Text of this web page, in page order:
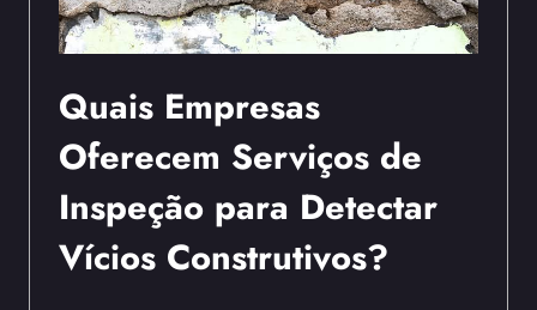
Quais Empresas
Oferecem Serviços de
Inspeção para Detectar
Vícios Construtivos?